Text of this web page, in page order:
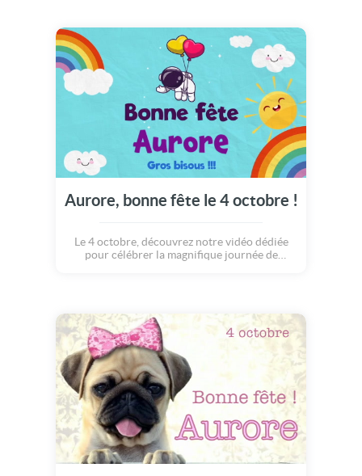
Aurore, bonne fête le 4 octobre !
Le 4 octobre, découvrez notre vidéo dédiée
pour célébrer la magnifique journée de